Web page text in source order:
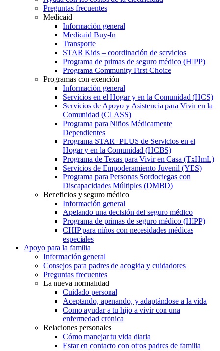
Preguntas frecuentes
Medicaid
Información general
Medicaid Buy-In
Transporte
STAR Kids – coordinación de servicios
Programa de primas de seguro médico (HIPP)
Programa Community First Choice
Programas con exención
Información general
Servicios en el Hogar y en la Comunidad (HCS)
Servicios de Apoyo y Asistencia para Vivir en la
Comunidad (CLASS)
Programa para Niños Médicamente
Dependientes
Programa STAR+PLUS de Servicios en el
Hogar y en la Comunidad (HCBS)
Programa de Texas para Vivir en Casa (TxHmL)
Servicios de Empoderamiento Juvenil (YES)
Programa para Personas Sordociegas con
Discapacidades Múltiples (DMBD)
Beneficios y seguro médico
Información general
Apelando una decisión del seguro médico
Programa de primas de seguro médico (HIPP)
CHIP para niños con necesidades médicas
especiales
Apoyo para la familia
Información general
Consejos para padres de acogida y cuidadores
Preguntas frecuentes
La nueva normalidad
Cuidado personal
Aceptando, apenando, y adaptándose a la vida
Como ayudar a tu hijo a vivir con una
enfermedad crónica
Relaciones personales
Cómo manejar tu vida diaria
Estar en contacto con otros padres de familia